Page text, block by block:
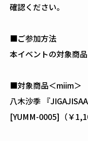
確認ください。
■ご参加方法
本イベントの対象商
■対象商品＜miim＞
八木沙季 『
[YUMM-0005]（￥